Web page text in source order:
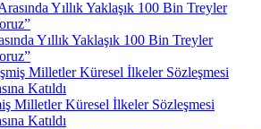
Yıllık Yaklaşık 100 Bin Treyler
Milletler Küresel İlkeler Sözleşmesi
Katıldı